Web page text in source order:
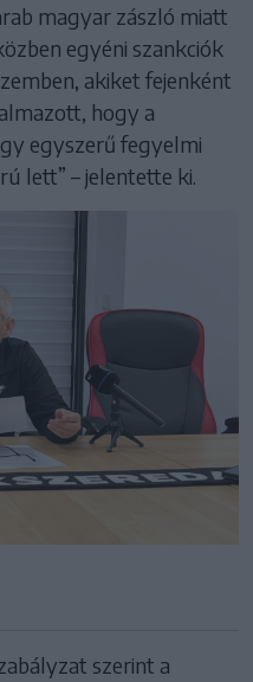
magyar zászló miatt
egyéni szankciók
akiket fejenként
hogy a
egyszerű fegyelmi
lett” – jelentette ki.
szerint a